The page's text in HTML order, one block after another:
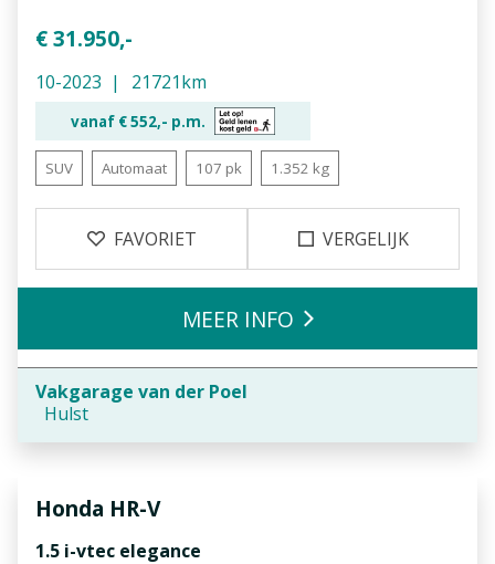
€ 31.950,-
10-2023 21721km
vanaf €552,- p.m.
SUV Automaat 107 pk 1.352 kg
FAVORIET VERGELIJK
Vakgarage van der Poel
Hulst
MEER INFO
Honda HR-V
1.5 i-vtec elegance